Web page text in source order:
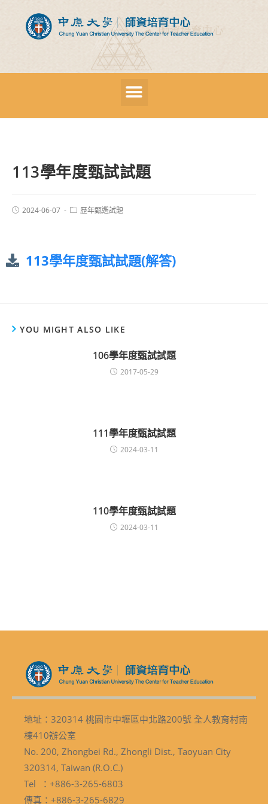
113學年度甄試試題
2024-06-07 歷年甄選試題
113學年度甄試試題(解答)
YOU MIGHT ALSO LIKE
106學年度甄試試題
2017-05-29
111學年度甄試試題
2024-03-11
110學年度甄試試題
2024-03-11
地址：320314 桃園市中壢區中北路200號 全人教育村南
棟410辦公室
No. 200, Zhongbei Rd., Zhongli Dist., Taoyuan City
320314, Taiwan (R.O.C.)
Tel ：+886-3-265-6803
傳真：+886-3-265-6829